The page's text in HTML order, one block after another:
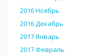
2016 Ноябрь
2016 Декабрь
2017 Январь
2017 Февраль